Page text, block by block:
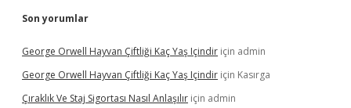
Son yorumlar
George Orwell Hayvan Çiftliği Kaç Yaş Içindir için admin
George Orwell Hayvan Çiftliği Kaç Yaş Içindir için Kasırga
Çıraklık Ve Staj Sigortası Nasıl Anlaşılır için admin